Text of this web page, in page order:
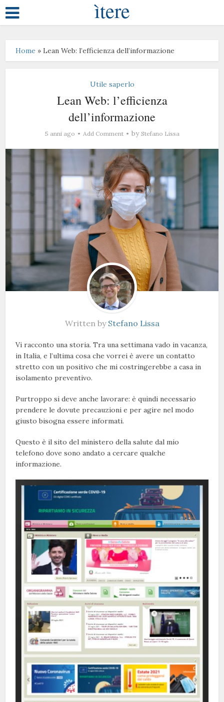
ìtere
Home »Lean Web: l’efficienza dell’informazione
Utile saperlo
Lean Web: l’efficienza
dell’informazione
5 anni ago Add Comment by Stefano Lissa
Written by Stefano Lissa
Vi racconto una storia. Tra una settimana vado in vacanza,
in Italia, e l’ultima cosa che vorrei è avere un contatto
stretto con un positivo che mi costringerebbe a casa in
isolamento preventivo.
Purtroppo si deve anche lavorare: è quindi necessario
prendere le dovute precauzioni e per agire nel modo
giusto bisogna essere informati.
Questo è il sito del ministero della salute dal mio
telefono dove sono andato a cercare qualche
informazione.